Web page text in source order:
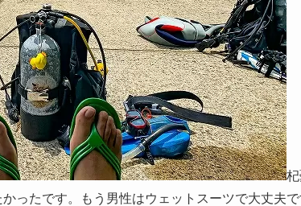
ったです。もう男性はウェットスーツで大丈夫で